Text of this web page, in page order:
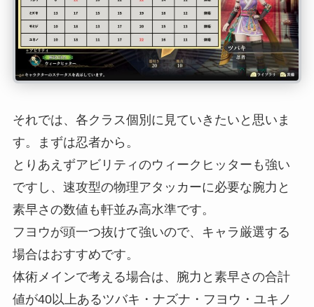
それでは、各クラス個別に見ていきたいと思いま
す。まずは忍者から。
とりあえずアビリティのウィークヒッターも強い
ですし、速攻型の物理アタッカーに必要な腕力と
素早さの数値も軒並み高水準です。
フヨウが頭一つ抜けて強いので、キャラ厳選する
場合はおすすめです。
体術メインで考える場合は、腕力と素早さの合計
値が40以上あるツバキ・ナズナ・フヨウ・ユキノ